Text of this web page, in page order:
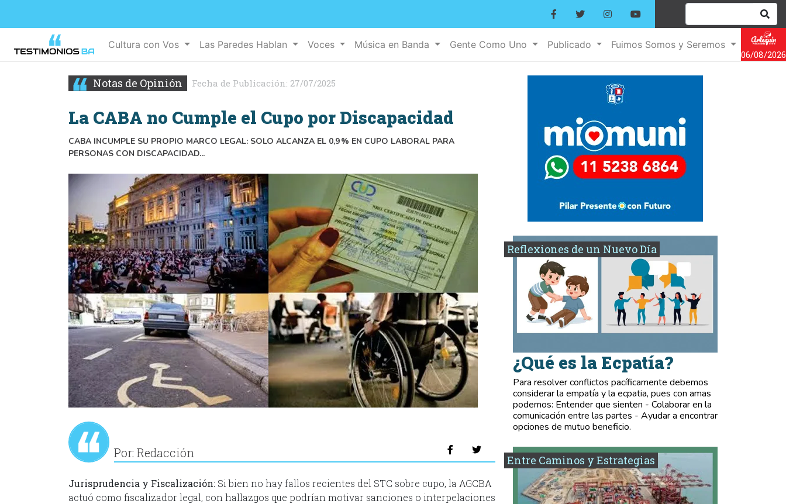
Cultura con Vos Las Paredes Hablan Voces Música en Banda Gente Como Uno Publicado
Fuimos Somos y Seremos
06/08/2026
Notas de Opinión Fecha de Publicación: 27/07/2025
La CABA no Cumple el Cupo por Discapacidad
CABA INCUMPLE SU PROPIO MARCO LEGAL: SOLO ALCANZA EL 0,9 % EN CUPO LABORAL PARA
PERSONAS CON DISCAPACIDAD...
Por: Redacción
Jurisprudencia y Fiscalización: Si bien no hay fallos recientes del STC sobre cupo, la AGCBA
actuó como fiscalizador legal, con hallazgos que podrían motivar sanciones o interpelaciones
Reflexiones de un Nuevo Día
¿Qué es la Ecpatía?
Para resolver conflictos pacíficamente debemos
considerar la empatía y la ecpatia, pues con amas
podemos: Entender que sienten - Colaborar en la
comunicación entre las partes - Ayudar a encontrar
opciones de mutuo beneficio.
Entre Caminos y Estrategias